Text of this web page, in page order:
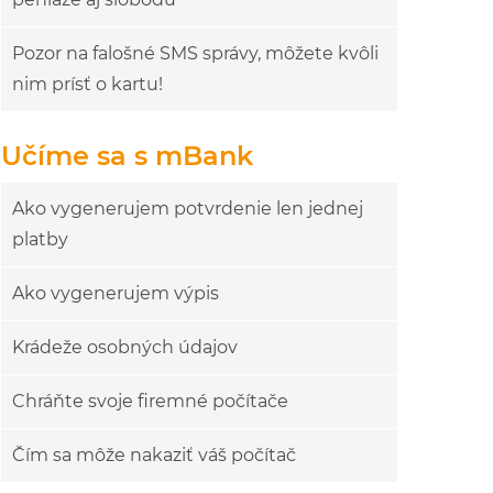
Pozor na falošné SMS správy, môžete kvôli
nim prísť o kartu!
Učíme sa s mBank
Ako vygenerujem potvrdenie len jednej
platby
Ako vygenerujem výpis
Krádeže osobných údajov
Chráňte svoje firemné počítače
Čím sa môže nakaziť váš počítač